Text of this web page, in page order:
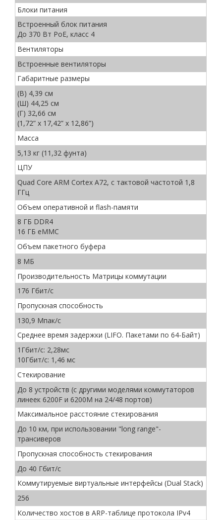
Блоки питания
Встроенный блок питания
До 370 Вт PoE, класс 4
Вентиляторы
Встроенные вентиляторы
Габаритные размеры
(В) 4,39 см
(Ш) 44,25 см
(Г) 32,66 см
(1,72” x 17,42” x 12,86”)
Масса
5,13 кг (11,32 фунта)
ЦПУ
Quad Core ARM Cortex A72, с тактовой частотой 1,8
ГГц
Объем оперативной и flash-памяти
8 ГБ DDR4
16 ГБ eMMC
Объем пакетного буфера
8 МБ
Производительность Матрицы коммутации
176 Гбит/с
Пропускная способность
130,9 Мпак/с
Среднее время задержки (LIFO. Пакетами по 64-Байт)
1Гбит/с: 2,28мс
10Гбит/с: 1,46 мс
Стекирование
До 8 устройств (с другими моделями коммутаторов
линеек 6200F и 6200M на 24/48 портов)
Максимальное расстояние стекирования
До 10 км, при использовании "long range"-
трансиверов
Пропускная способность стекирования
До 40 Гбит/с
Коммутируемые виртуальные интерфейсы (Dual Stack)
256
Количество хостов в ARP-таблице протокола IPv4